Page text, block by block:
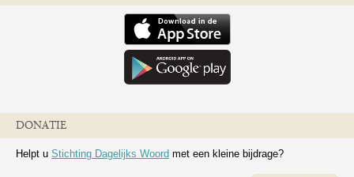
DONATIE
Helpt u Stichting Dagelijks Woord met een kleine bijdrage?